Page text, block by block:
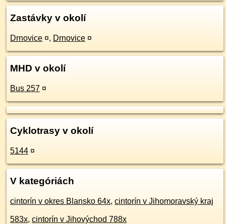
Zastávky v okolí
Drnovice ¤, Drnovice ¤
MHD v okolí
Bus 257 ¤
Cyklotrasy v okolí
5144 ¤
V kategóriách
cintorín v okres Blansko 64x, cintorín v Jihomoravský kraj
583x, cintorín v Jihovýchod 788x